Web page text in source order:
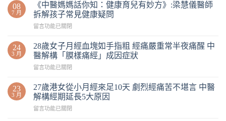
08
7 月
《中醫媽媽話你知：健康育兒有妙方》:梁慧儀醫師
拆解孩子常見健康疑問
留言功能已關閉
24
3 月
28歲女子月經血塊如手指粗 經痛嚴重常半夜痛醒 中
醫解構「膜樣痛經」成因症狀
留言功能已關閉
23
3 月
27歲港女從小月經來足10天 劇烈經痛苦不堪言 中醫
解構經期延長5大原因
留言功能已關閉